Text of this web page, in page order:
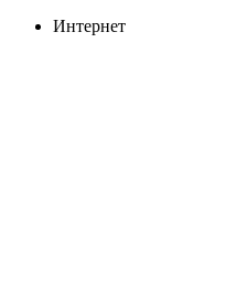
Интернет